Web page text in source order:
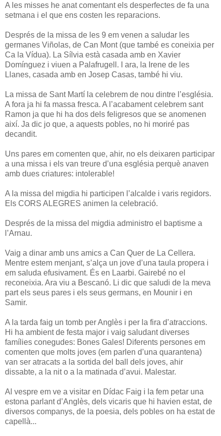
A les misses he anat comentant els desperfectes de fa una
setmana i el que ens costen les reparacions.
Després de la missa de les 9 em venen a saludar les
germanes Viñolas, de Can Mont (que també es coneixia per
Ca la Vídua). La Sílvia està casada amb en Xavier
Domínguez i viuen a Palafrugell. I ara, la Irene de les
Llanes, casada amb en Josep Casas, també hi viu.
La missa de Sant Martí la celebrem de nou dintre l’església.
A fora ja hi fa massa fresca. A l’acabament celebrem sant
Ramon ja que hi ha dos dels feligresos que se anomenen
així. Ja dic jo que, a aquests pobles, no hi moriré pas
decandit.
Uns pares em comenten que, ahir, no els deixaren participar
a una missa i els van treure d’una església perquè anaven
amb dues criatures: intolerable!
A la missa del migdia hi participen l’alcalde i varis regidors.
Els CORS ALEGRES animen la celebració.
Després de la missa del migdia administro el baptisme a
l’Arnau.
Vaig a dinar amb uns amics a Can Quer de La Cellera.
Mentre estem menjant, s’alça un jove d’una taula propera i
em saluda efusivament. És en Laarbi. Gairebé no el
reconeixia. Ara viu a Bescanó. Li dic que saludi de la meva
part els seus pares i els seus germans, en Mounir i en
Samir.
A la tarda faig un tomb per Anglès i per la fira d’atraccions.
Hi ha ambient de festa major i vaig saludant diverses
famílies conegudes: Bones Gales! Diferents persones em
comenten que molts joves (em parlen d’una quarantena)
van ser atracats a la sortida del ball dels joves, ahir
dissabte, a la nit o a la matinada d’avui. Malestar.
Al vespre em ve a visitar en Dídac Faig i la fem petar una
estona parlant d’Anglès, dels vicaris que hi havien estat, de
diversos companys, de la poesia, dels pobles on ha estat de
capellà...